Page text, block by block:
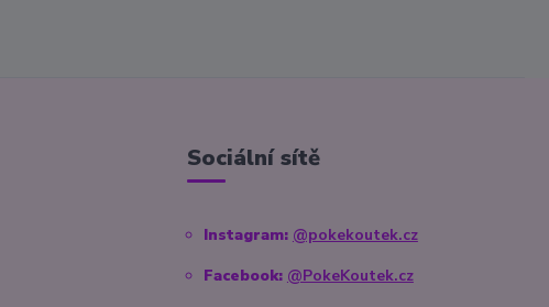
Sociální sítě
Instagram: @pokekoutek.cz
Facebook: @PokeKoutek.cz